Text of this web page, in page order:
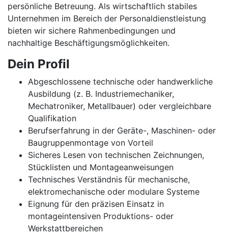
persönliche Betreuung. Als wirtschaftlich stabiles
Unternehmen im Bereich der Personaldienstleistung
bieten wir sichere Rahmenbedingungen und
nachhaltige Beschäftigungsmöglichkeiten.
Dein Profil
Abgeschlossene technische oder handwerkliche
Ausbildung (z. B. Industriemechaniker,
Mechatroniker, Metallbauer) oder vergleichbare
Qualifikation
Berufserfahrung in der Geräte-, Maschinen- oder
Baugruppenmontage von Vorteil
Sicheres Lesen von technischen Zeichnungen,
Stücklisten und Montageanweisungen
Technisches Verständnis für mechanische,
elektromechanische oder modulare Systeme
Eignung für den präzisen Einsatz in
montageintensiven Produktions- oder
Werkstattbereichen